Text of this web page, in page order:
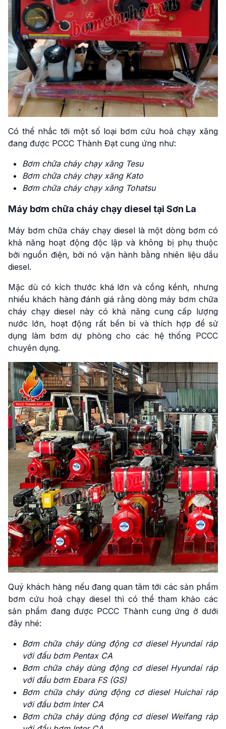
Có thể nhắc tới một số loại bơm cứu hoả chạy xăng
đang được PCCC Thành Đạt cung ứng như:
Bơm chữa cháy chạy xăng Tesu
Bơm chữa cháy chạy xăng Kato
Bơm chữa cháy chạy xăng Tohatsu
Máy bơm chữa cháy chạy diesel tại Sơn La
Máy bơm chữa cháy chạy diesel là một dòng bơm có
khả năng hoạt động độc lập và không bị phụ thuộc
bởi nguồn điện, bởi nó vận hành bằng nhiên liệu dầu
diesel.
Mặc dù có kích thước khá lớn và cồng kềnh, nhưng
nhiều khách hàng đánh giá rằng dòng máy bơm chữa
cháy chạy diesel này có khả năng cung cấp lượng
nước lớn, hoạt động rất bền bỉ và thích hợp để sử
dụng làm bơm dự phòng cho các hệ thống PCCC
chuyên dụng.
Quý khách hàng nếu đang quan tâm tới các sản phẩm
bơm cứu hoả chạy diesel thì có thể tham khảo các
sản phẩm đang được PCCC Thành cung ứng ở dưới
đây nhé:
Bơm chữa cháy dùng động cơ diesel Hyundai ráp
với đầu bơm Pentax CA
Bơm chữa cháy dùng động cơ diesel Hyundai ráp
với đầu bơm Ebara FS (GS)
Bơm chữa cháy dùng động cơ diesel Huichai ráp
với đầu bơm Inter CA
Bơm chữa cháy dùng động cơ diesel Weifang ráp